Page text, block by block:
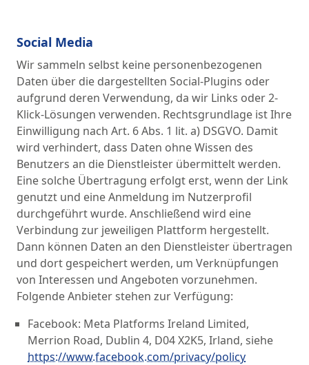
Social Media
Wir sammeln selbst keine personenbezogenen
Daten über die dargestellten Social-Plugins oder
aufgrund deren Verwendung, da wir Links oder 2-
Klick-Lösungen verwenden. Rechtsgrundlage ist Ihre
Einwilligung nach Art. 6 Abs. 1 lit. a) DSGVO. Damit
wird verhindert, dass Daten ohne Wissen des
Benutzers an die Dienstleister übermittelt werden.
Eine solche Übertragung erfolgt erst, wenn der Link
genutzt und eine Anmeldung im Nutzerprofil
durchgeführt wurde. Anschließend wird eine
Verbindung zur jeweiligen Plattform hergestellt.
Dann können Daten an den Dienstleister übertragen
und dort gespeichert werden, um Verknüpfungen
von Interessen und Angeboten vorzunehmen.
Folgende Anbieter stehen zur Verfügung:
Facebook: Meta Platforms Ireland Limited,
Merrion Road, Dublin 4, D04 X2K5, Irland, siehe
https://www.facebook.com/privacy/policy